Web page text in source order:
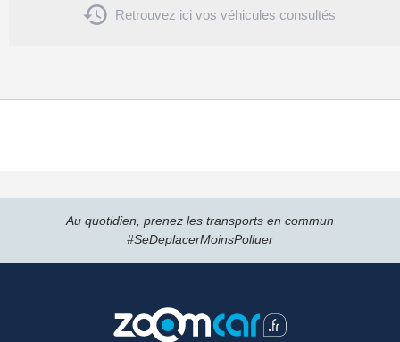
 Retrouvez ici vos véhicules consultés
Au quotidien, prenez les transports en commun
#SeDeplacerMoinsPolluer